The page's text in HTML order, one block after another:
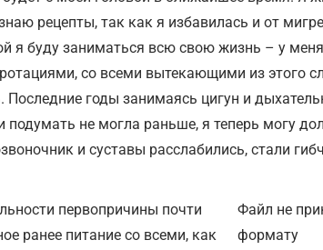
рецепты, так как я избавилась и от
я буду заниматься всю свою жизнь – у
со всеми вытекающими из этого
Последние годы занимаясь цигун и
не могла раньше, я теперь могу
и суставы расслабились, стали
первопричины почти
ранее питание со всеми, как
Файл не
формату